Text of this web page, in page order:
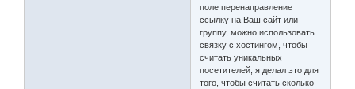
поле перенаправление
ссылку на Ваш сайт или
группу, можно использовать
связку с хостингом, чтобы
считать уникальных
посетителей, я делал это для
того, чтобы считать сколько